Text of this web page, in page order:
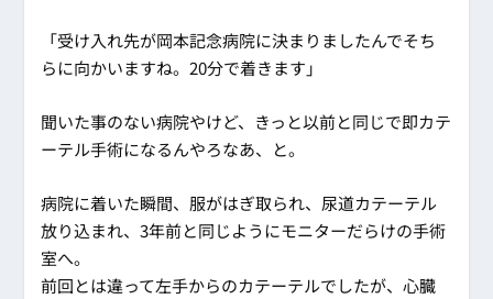
「受け入れ先が岡本記念病院に決まりましたんでそち
らに向かいますね。20分で着きます」
聞いた事のない病院やけど、きっと以前と同じで即カテ
ーテル手術になるんやろなあ、と。
病院に着いた瞬間、服がはぎ取られ、尿道カテーテル
放り込まれ、3年前と同じようにモニターだらけの手術
室へ。
前回とは違って左手からのカテーテルでしたが、心臓